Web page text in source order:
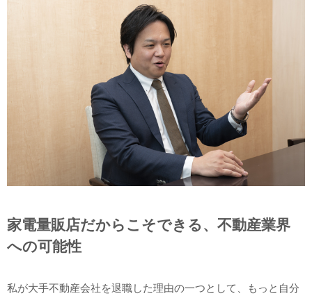
家電量販店だからこそできる、不動産業界
への可能性
私が大手不動産会社を退職した理由の一つとして、もっと自分